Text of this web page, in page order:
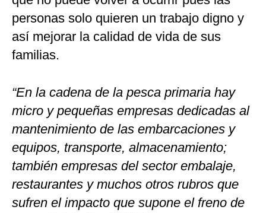
personas solo quieren un trabajo digno y
así mejorar la calidad de vida de sus
familias.
“En la cadena de la pesca primaria hay
micro y pequeñas empresas dedicadas al
mantenimiento de las embarcaciones y
equipos, transporte, almacenamiento;
también empresas del sector embalaje,
restaurantes y muchos otros rubros que
sufren el impacto que supone el freno de